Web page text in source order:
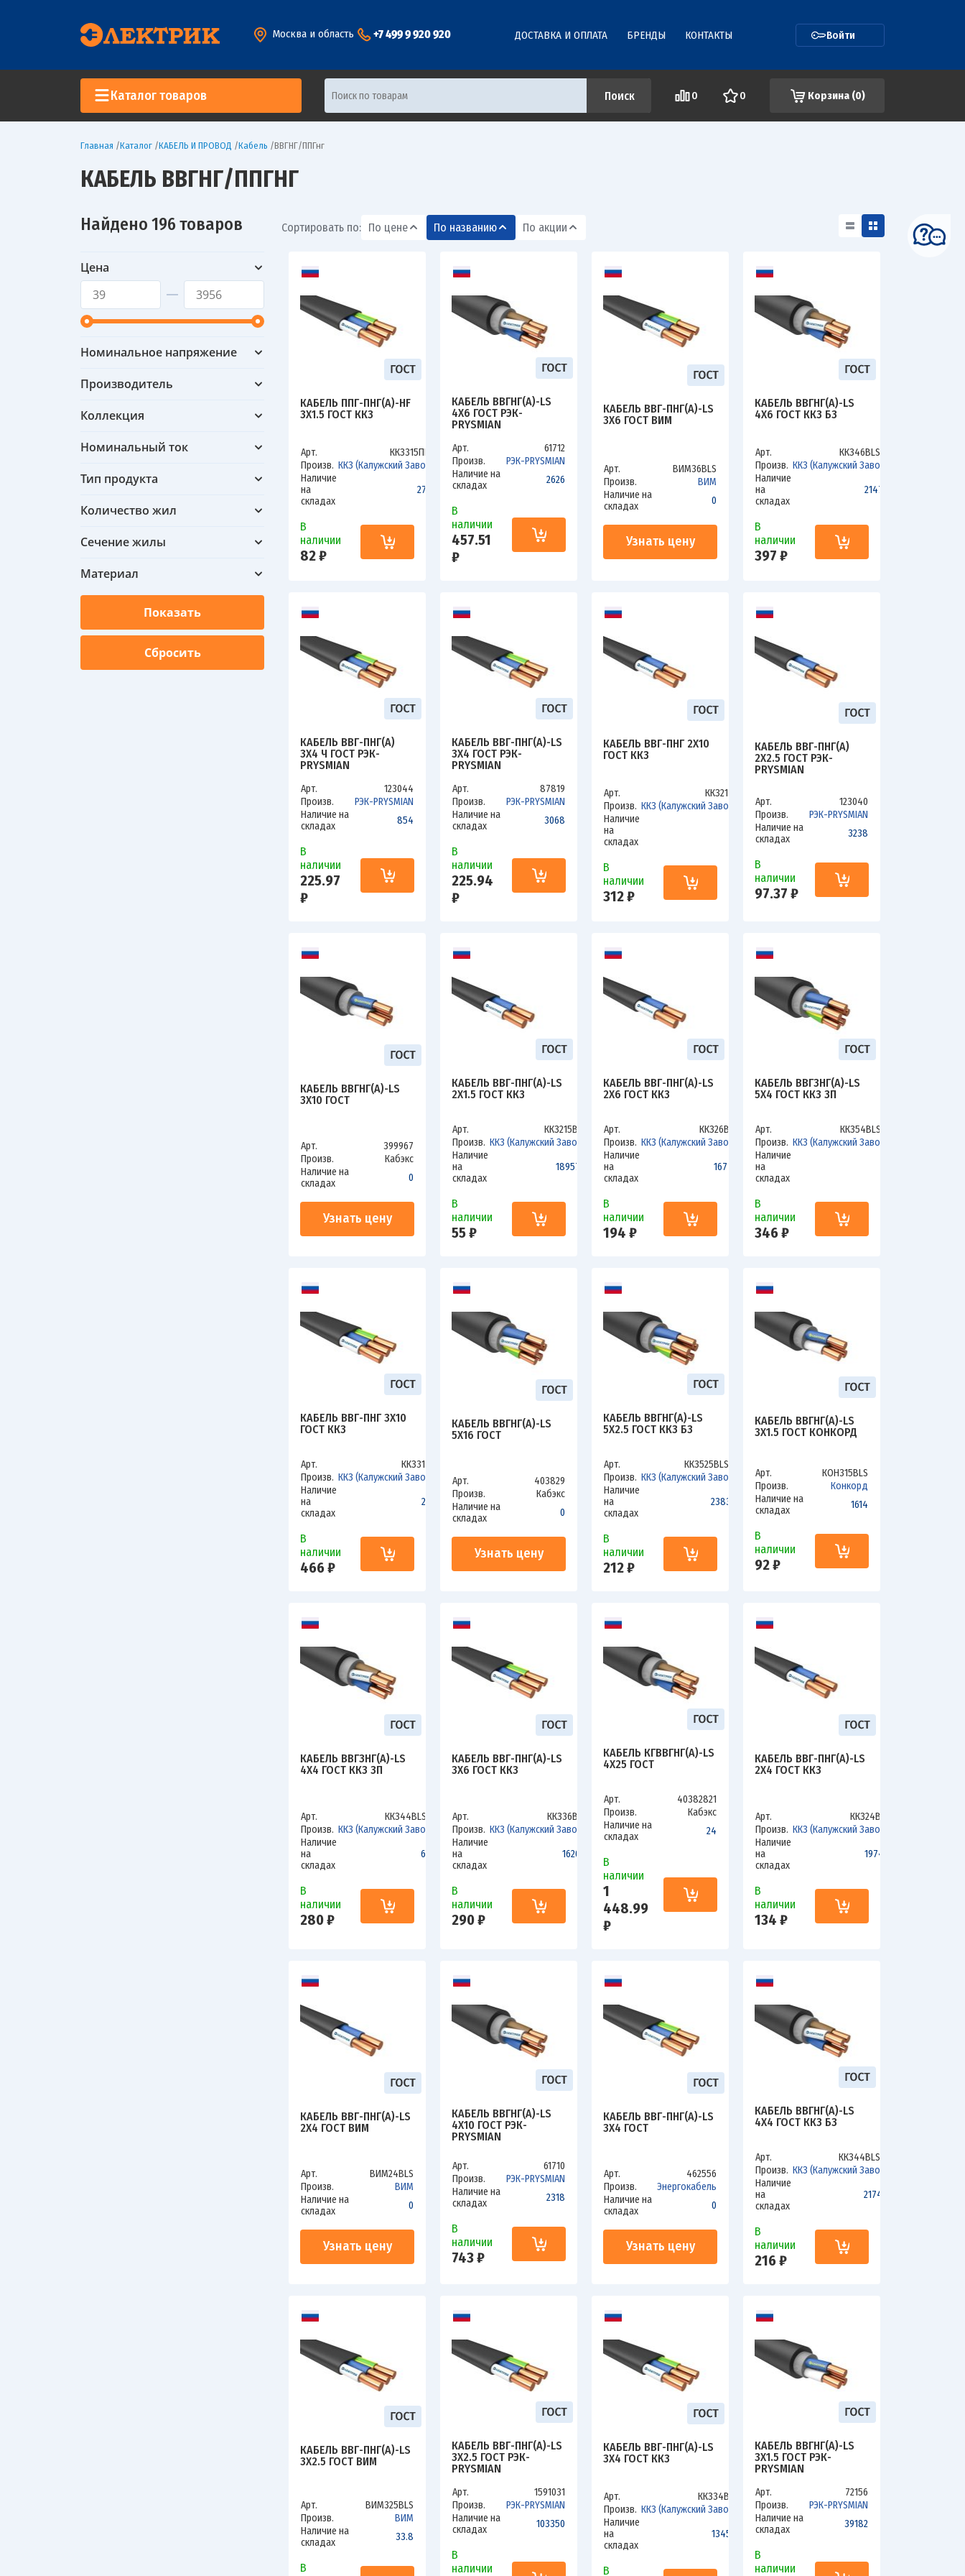
Москва и область +7 499 9 920 920 ДОСТАВКА И ОПЛАТА БРЕНДЫ КОНТАКТЫ Войти
Каталог товаров 0 0 Корзина (0)
Главная /Каталог /КАБЕЛЬ И ПРОВОД /Кабель /ВВГНГ/ППГнг
КАБЕЛЬ ВВГНГ/ППГНГ
Найдено 196 товаров
Цена
Номинальное напряжение
Производитель
Коллекция
Номинальный ток
Тип продукта
Количество жил
Сечение жилы
Материал
Сортировать по: По цене По названию По акции
КАБЕЛЬ ППГ-ПНГ(А)-HF
3Х1.5 ГОСТ ККЗ
Арт.
ККЗ315ППП
Произв. ККЗ (Калужский Завод)
Наличие
на
складах
2720
В
наличии
82 ₽
КАБЕЛЬ ВВГНГ(А)-LS
4Х6 ГОСТ РЭК-
PRYSMIAN
Арт.
61712
Произв.
РЭК-PRYSMIAN
Наличие на
складах
2626
В
наличии
457.51
₽
КАБЕЛЬ ВВГ-ПНГ(А)-LS
3Х6 ГОСТ ВИМ
Арт.
ВИМ36ВLS
Произв.
ВИМ
Наличие на
складах
0
Узнать цену
КАБЕЛЬ ВВГНГ(А)-LS
4Х6 ГОСТ ККЗ БЗ
Арт.
ККЗ46ВLSбз
Произв. ККЗ (Калужский Завод)
Наличие
на
складах
2147.6
В
наличии
397 ₽
КАБЕЛЬ ВВГ-ПНГ(А)
3Х4 Ч ГОСТ РЭК-
PRYSMIAN
Арт.
123044
Произв.
РЭК-PRYSMIAN
Наличие на
складах
854
В
наличии
225.97
₽
КАБЕЛЬ ВВГ-ПНГ(А)-LS
3Х4 ГОСТ РЭК-
PRYSMIAN
Арт.
87819
Произв.
РЭК-PRYSMIAN
Наличие на
складах
3068
В
наличии
225.94
₽
КАБЕЛЬ ВВГ-ПНГ 2Х10
ГОСТ ККЗ
Арт.
ККЗ210В
Произв. ККЗ (Калужский Завод)
Наличие
на
складах
В
наличии
312 ₽
КАБЕЛЬ ВВГ-ПНГ(А)
2Х2.5 ГОСТ РЭК-
PRYSMIAN
Арт.
123040
Произв.
РЭК-PRYSMIAN
Наличие на
складах
3238
В
наличии
97.37 ₽
КАБЕЛЬ ВВГНГ(А)-LS
3Х10 ГОСТ
Арт.
399967
Произв.
Кабэкс
Наличие на
складах
0
Узнать цену
КАБЕЛЬ ВВГ-ПНГ(А)-LS
2Х1.5 ГОСТ ККЗ
Арт.
ККЗ215ВLS
Произв. ККЗ (Калужский Завод)
Наличие
на
складах
18957.6
В
наличии
55 ₽
КАБЕЛЬ ВВГ-ПНГ(А)-LS
2Х6 ГОСТ ККЗ
Арт.
ККЗ26ВLS
Произв. ККЗ (Калужский Завод)
Наличие
на
складах
1677.2
В
наличии
194 ₽
КАБЕЛЬ ВВГЗНГ(А)-LS
5Х4 ГОСТ ККЗ ЗП
Арт.
ККЗ54ВLSзп
Произв. ККЗ (Калужский Завод)
Наличие
на
складах
В
наличии
346 ₽
КАБЕЛЬ ВВГ-ПНГ 3Х10
ГОСТ ККЗ
Арт.
ККЗ310В
Произв. ККЗ (Калужский Завод)
Наличие
на
складах
200
В
наличии
466 ₽
КАБЕЛЬ ВВГНГ(А)-LS
5Х16 ГОСТ
Арт.
403829
Произв.
Кабэкс
Наличие на
складах
0
Узнать цену
КАБЕЛЬ ВВГНГ(А)-LS
5Х2.5 ГОСТ ККЗ БЗ
Арт.
ККЗ525ВLSбз
Произв. ККЗ (Калужский Завод)
Наличие
на
складах
2383.4
В
наличии
212 ₽
КАБЕЛЬ ВВГНГ(А)-LS
3Х1.5 ГОСТ КОНКОРД
Арт.
КОН315ВLS
Произв.
Конкорд
Наличие на
складах
1614
В
наличии
92 ₽
КАБЕЛЬ ВВГЗНГ(А)-LS
4Х4 ГОСТ ККЗ ЗП
Арт.
ККЗ44ВLSзп
Произв. ККЗ (Калужский Завод)
Наличие
на
складах
600
В
наличии
280 ₽
КАБЕЛЬ ВВГ-ПНГ(А)-LS
3Х6 ГОСТ ККЗ
Арт.
ККЗ36ВLS
Произв. ККЗ (Калужский Завод)
Наличие
на
складах
1620.6
В
наличии
290 ₽
КАБЕЛЬ КГВВГНГ(А)-LS
4Х25 ГОСТ
Арт.
40382821
Произв.
Кабэкс
Наличие на
складах
24
В
наличии
1
448.99
₽
КАБЕЛЬ ВВГ-ПНГ(А)-LS
2Х4 ГОСТ ККЗ
Арт.
ККЗ24ВLS
Произв. ККЗ (Калужский Завод)
Наличие
на
складах
1974.2
В
наличии
134 ₽
КАБЕЛЬ ВВГ-ПНГ(А)-LS
2Х4 ГОСТ ВИМ
Арт.
ВИМ24ВLS
Произв.
ВИМ
Наличие на
складах
0
Узнать цену
КАБЕЛЬ ВВГНГ(А)-LS
4Х10 ГОСТ РЭК-
PRYSMIAN
Арт.
61710
Произв.
РЭК-PRYSMIAN
Наличие на
складах
2318
В
наличии
743 ₽
КАБЕЛЬ ВВГ-ПНГ(А)-LS
3Х4 ГОСТ
Арт.
462556
Произв.
Энергокабель
Наличие на
складах
0
Узнать цену
КАБЕЛЬ ВВГНГ(А)-LS
4Х4 ГОСТ ККЗ БЗ
Арт.
ККЗ44ВLSбз
Произв. ККЗ (Калужский Завод)
Наличие
на
складах
2174.8
В
наличии
216 ₽
КАБЕЛЬ ВВГ-ПНГ(А)-LS
3Х2.5 ГОСТ ВИМ
Арт.
ВИМ325ВLS
Произв.
ВИМ
Наличие на
складах
33.8
В
КАБЕЛЬ ВВГ-ПНГ(А)-LS
3Х2.5 ГОСТ РЭК-
PRYSMIAN
Арт.
1591031
Произв.
РЭК-PRYSMIAN
Наличие на
складах
103350
В
наличии
КАБЕЛЬ ВВГ-ПНГ(А)-LS
3Х4 ГОСТ ККЗ
Арт.
ККЗ34ВLS
Произв. ККЗ (Калужский Завод)
Наличие
на
складах
1345.4
В
КАБЕЛЬ ВВГНГ(А)-LS
3Х1.5 ГОСТ РЭК-
PRYSMIAN
Арт.
72156
Произв.
РЭК-PRYSMIAN
Наличие на
складах
39182
В
наличии